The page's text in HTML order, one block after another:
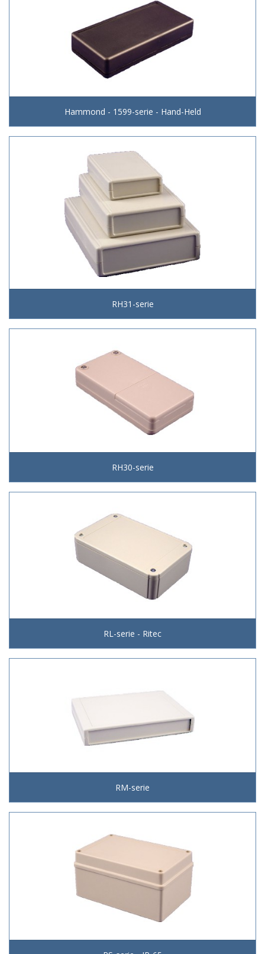
Hammond - 1599-serie - Hand-Held
RH31-serie
RH30-serie
RL-serie - Ritec
RM-serie